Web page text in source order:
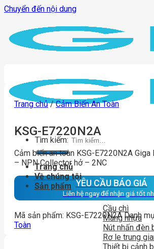
Chuyển đến nội dung
Tìm kiếm:
Trang chủ
Về chúng tôi
Sản phẩm
Cầu chì
Máng nhựa
Nút nhấn đèn
Rơ le trung
Thiết bị cảnh
Trang chủ / Cảm Biến An Toàn
KSG-E7220N2A
Cảm biến an toàn KSG-E7220N2A
– NPN Collector hở – 2NC
YÊU CẦU BÁO GIÁ
Liên hệ ngay để nhận giá tốt
Mã sản phẩm: KSG-E7220N2A Danh
Toàn